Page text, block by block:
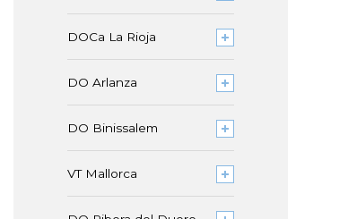
DOCa La Rioja
DO Arlanza
DO Binissalem
VT Mallorca